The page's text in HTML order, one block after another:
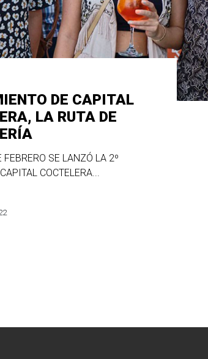
DE CAPITAL
LA RUTA DE
FEBRERO SE LANZÓ LA 2º
COCTELERA...